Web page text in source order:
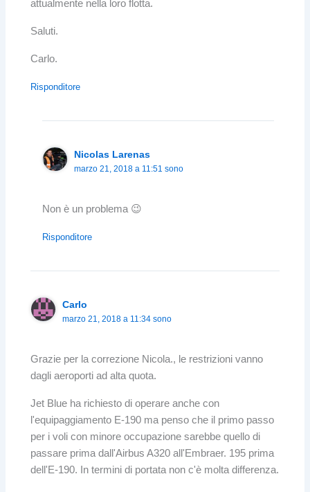
attualmente nella loro flotta.
Saluti.
Carlo.
Risponditore
Nicolas Larenas
marzo 21, 2018 a 11:51 sono
Non è un problema 😉
Risponditore
Carlo
marzo 21, 2018 a 11:34 sono
Grazie per la correzione Nicola., le restrizioni vanno
dagli aeroporti ad alta quota.
Jet Blue ha richiesto di operare anche con
l'equipaggiamento E-190 ma penso che il primo passo
per i voli con minore occupazione sarebbe quello di
passare prima dall'Airbus A320 all'Embraer. 195 prima
dell'E-190. In termini di portata non c'è molta differenza.